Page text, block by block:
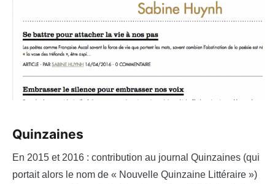
Quinzaines
En 2015 et 2016 : contribution au journal Quinzaines (qui
portait alors le nom de « Nouvelle Quinzaine Littéraire »)